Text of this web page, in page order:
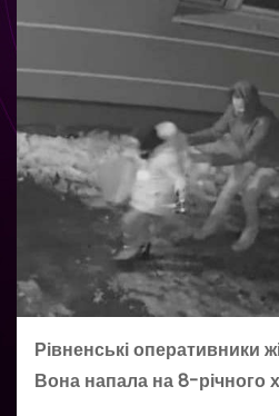
Рівненські оперативники
Вона напала на 8-річного